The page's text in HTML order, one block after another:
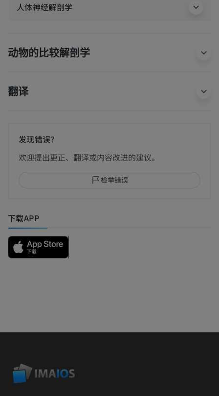
人体神经解剖学
动物的比较解剖学
翻译
发现错误？
欢迎提出更正、翻译或内容改进的建议。
检举错误
下载APP